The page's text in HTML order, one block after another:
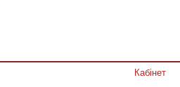
Кабінет